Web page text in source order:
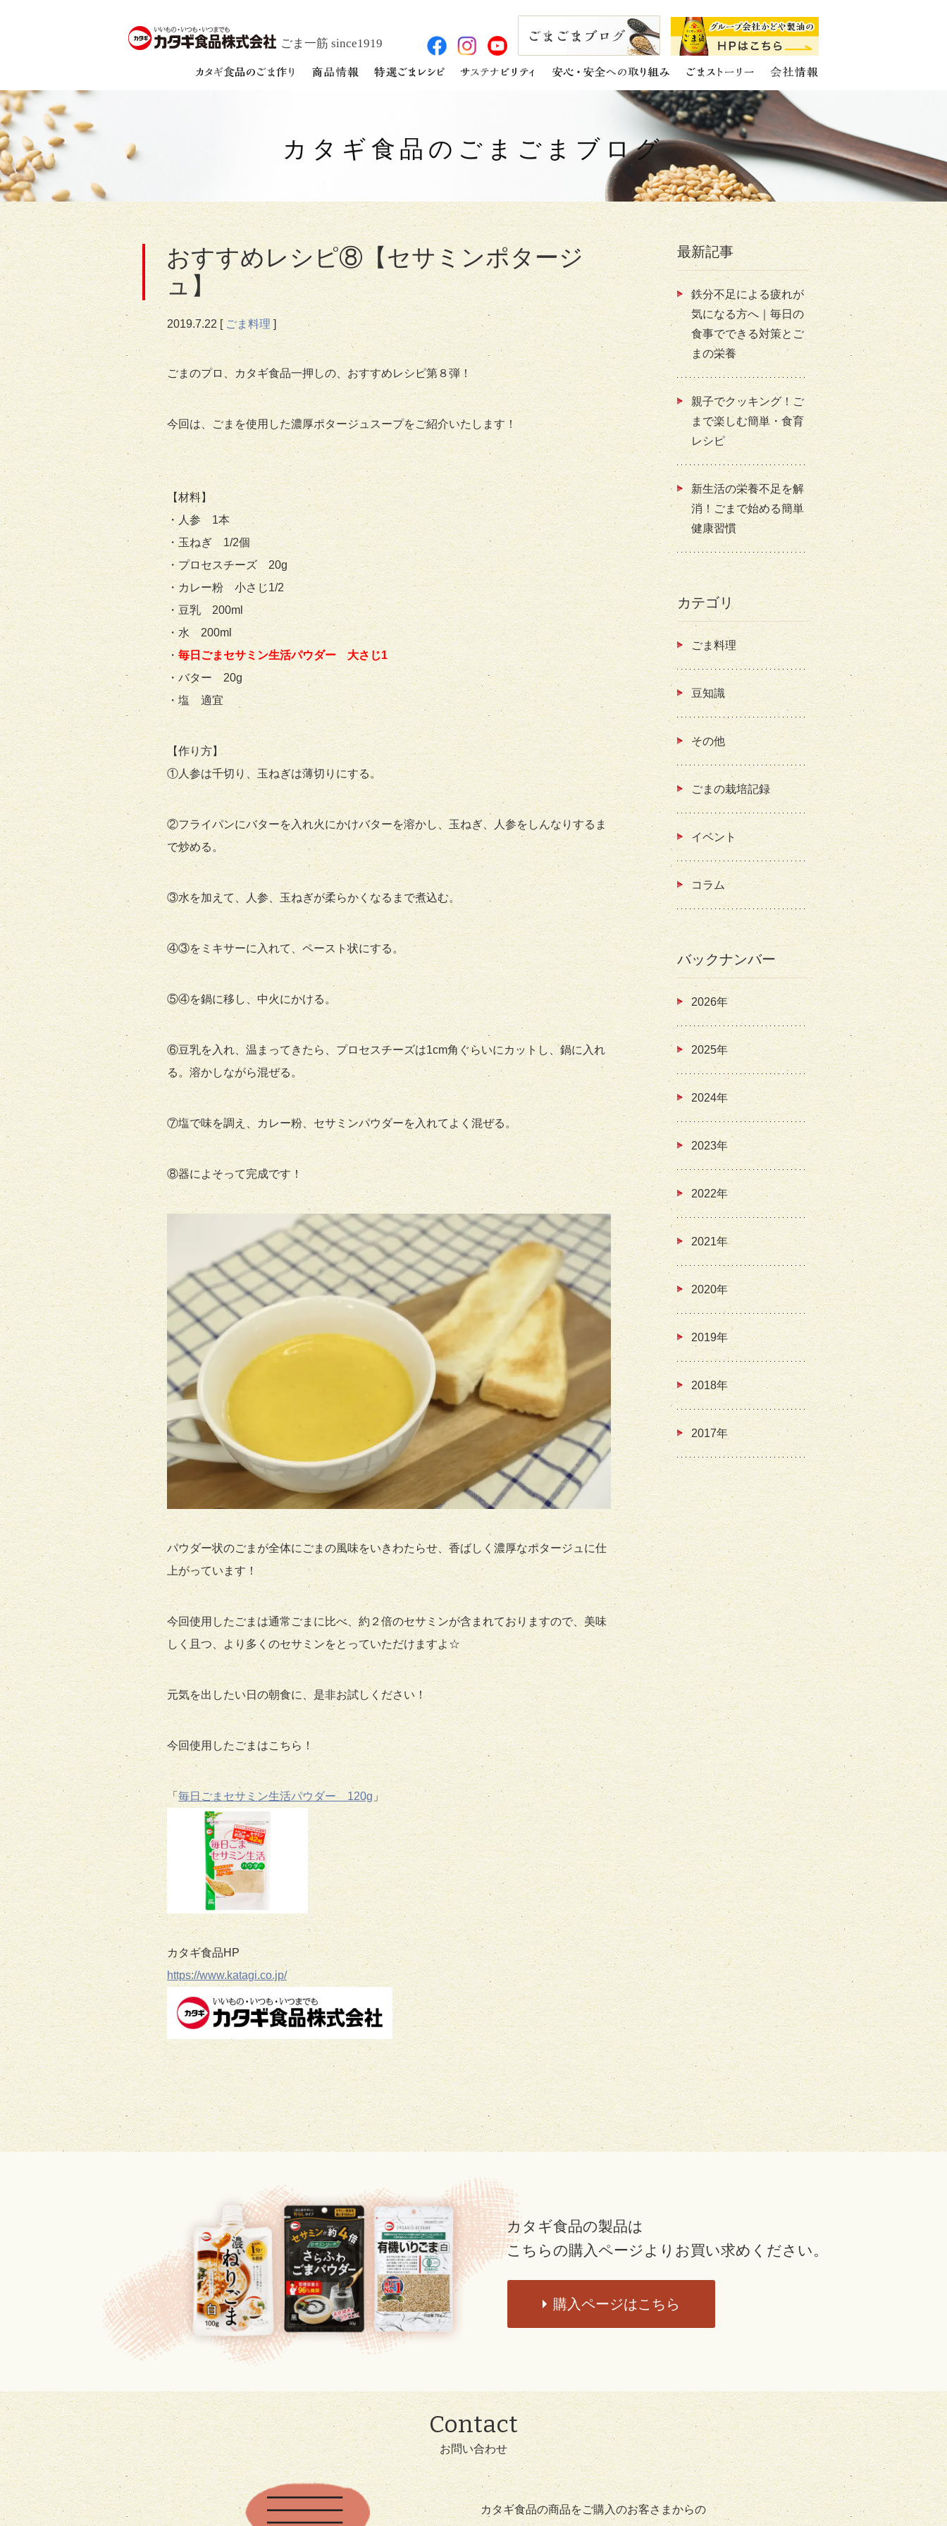
ごま一筋 since1919
カタギ食品の ごまごまブログ
おすすめレシピ⑧【セサミンポタージ
ュ】
2019.7.22[ごま料理]
ごまのプロ、カタギ食品一押しの、おすすめレシピ第８弾！
今回は、ごまを使用した濃厚ポタージュスープをご紹介いたします！
【材料】
・人参 1本
・玉ねぎ 1/2個
・プロセスチーズ 20g
・カレー粉 小さじ1/2
・豆乳 200ml
・水 200ml
・毎日ごまセサミン生活パウダー 大さじ1
・バター 20g
・塩 適宜
【作り方】
①人参は千切り、玉ねぎは薄切りにする。
②フライパンにバターを入れ火にかけバターを溶かし、玉ねぎ、人参をしんなりするま
で炒める。
③水を加えて、人参、玉ねぎが柔らかくなるまで煮込む。
④③をミキサーに入れて、ペースト状にする。
⑤④を鍋に移し、中火にかける。
⑥豆乳を入れ、温まってきたら、プロセスチーズは1cm角ぐらいにカットし、鍋に入れ
る。溶かしながら混ぜる。
⑦塩で味を調え、カレー粉、セサミンパウダーを入れてよく混ぜる。
⑧器によそって完成です！
パウダー状のごまが全体にごまの風味をいきわたらせ、香ばしく濃厚なポタージュに仕
上がっています！
今回使用したごまは通常ごまに比べ、約２倍のセサミンが含まれておりますので、美味
しく且つ、より多くのセサミンをとっていただけますよ☆
元気を出したい日の朝食に、是非お試しください！
今回使用したごまはこちら！
「毎日ごまセサミン生活パウダー 120g」
カタギ食品HP
https://www.katagi.co.jp/
最新記事
鉄分不足による疲れが
気になる方へ｜毎日の
食事でできる対策とご
まの栄養
親子でクッキング！ご
まで楽しむ簡単・食育
レシピ
新生活の栄養不足を解
消！ごまで始める簡単
健康習慣
カテゴリ
ごま料理
豆知識
その他
ごまの栽培記録
イベント
コラム
バックナンバー
2026年
2025年
2024年
2023年
2022年
2021年
2020年
2019年
2018年
2017年
カタギ食品の製品は
こちらの購入ページより お買い求めください。
購入ページはこちら
Contact
お問い合わせ
カタギ食品の商品をご購入のお客さまからの